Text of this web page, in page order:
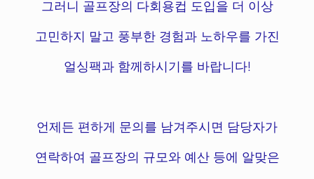
그러니 골프장의 다회용컵 도입을 더 이상
고민하지 말고 풍부한 경험과 노하우를 가진
얼싱팩과 함께하시기를 바랍니다!
언제든 편하게 문의를 남겨주시면 담당자가
연락하여 골프장의 규모와 예산 등에 알맞은